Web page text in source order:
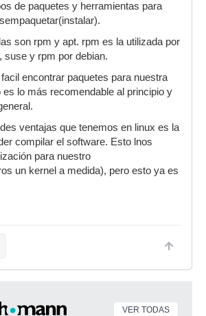
de paquetes y herramientas para
son rpm y apt. rpm es la utilizada por
suse y rpm por debian.
encontrar paquetes para nuestra
lo más recomendable al principio y
ventajas que tenemos en linux es la
compilar el software. Esto lnos
para nuestro
un kernel a medida), pero esto ya es
VER TODAS